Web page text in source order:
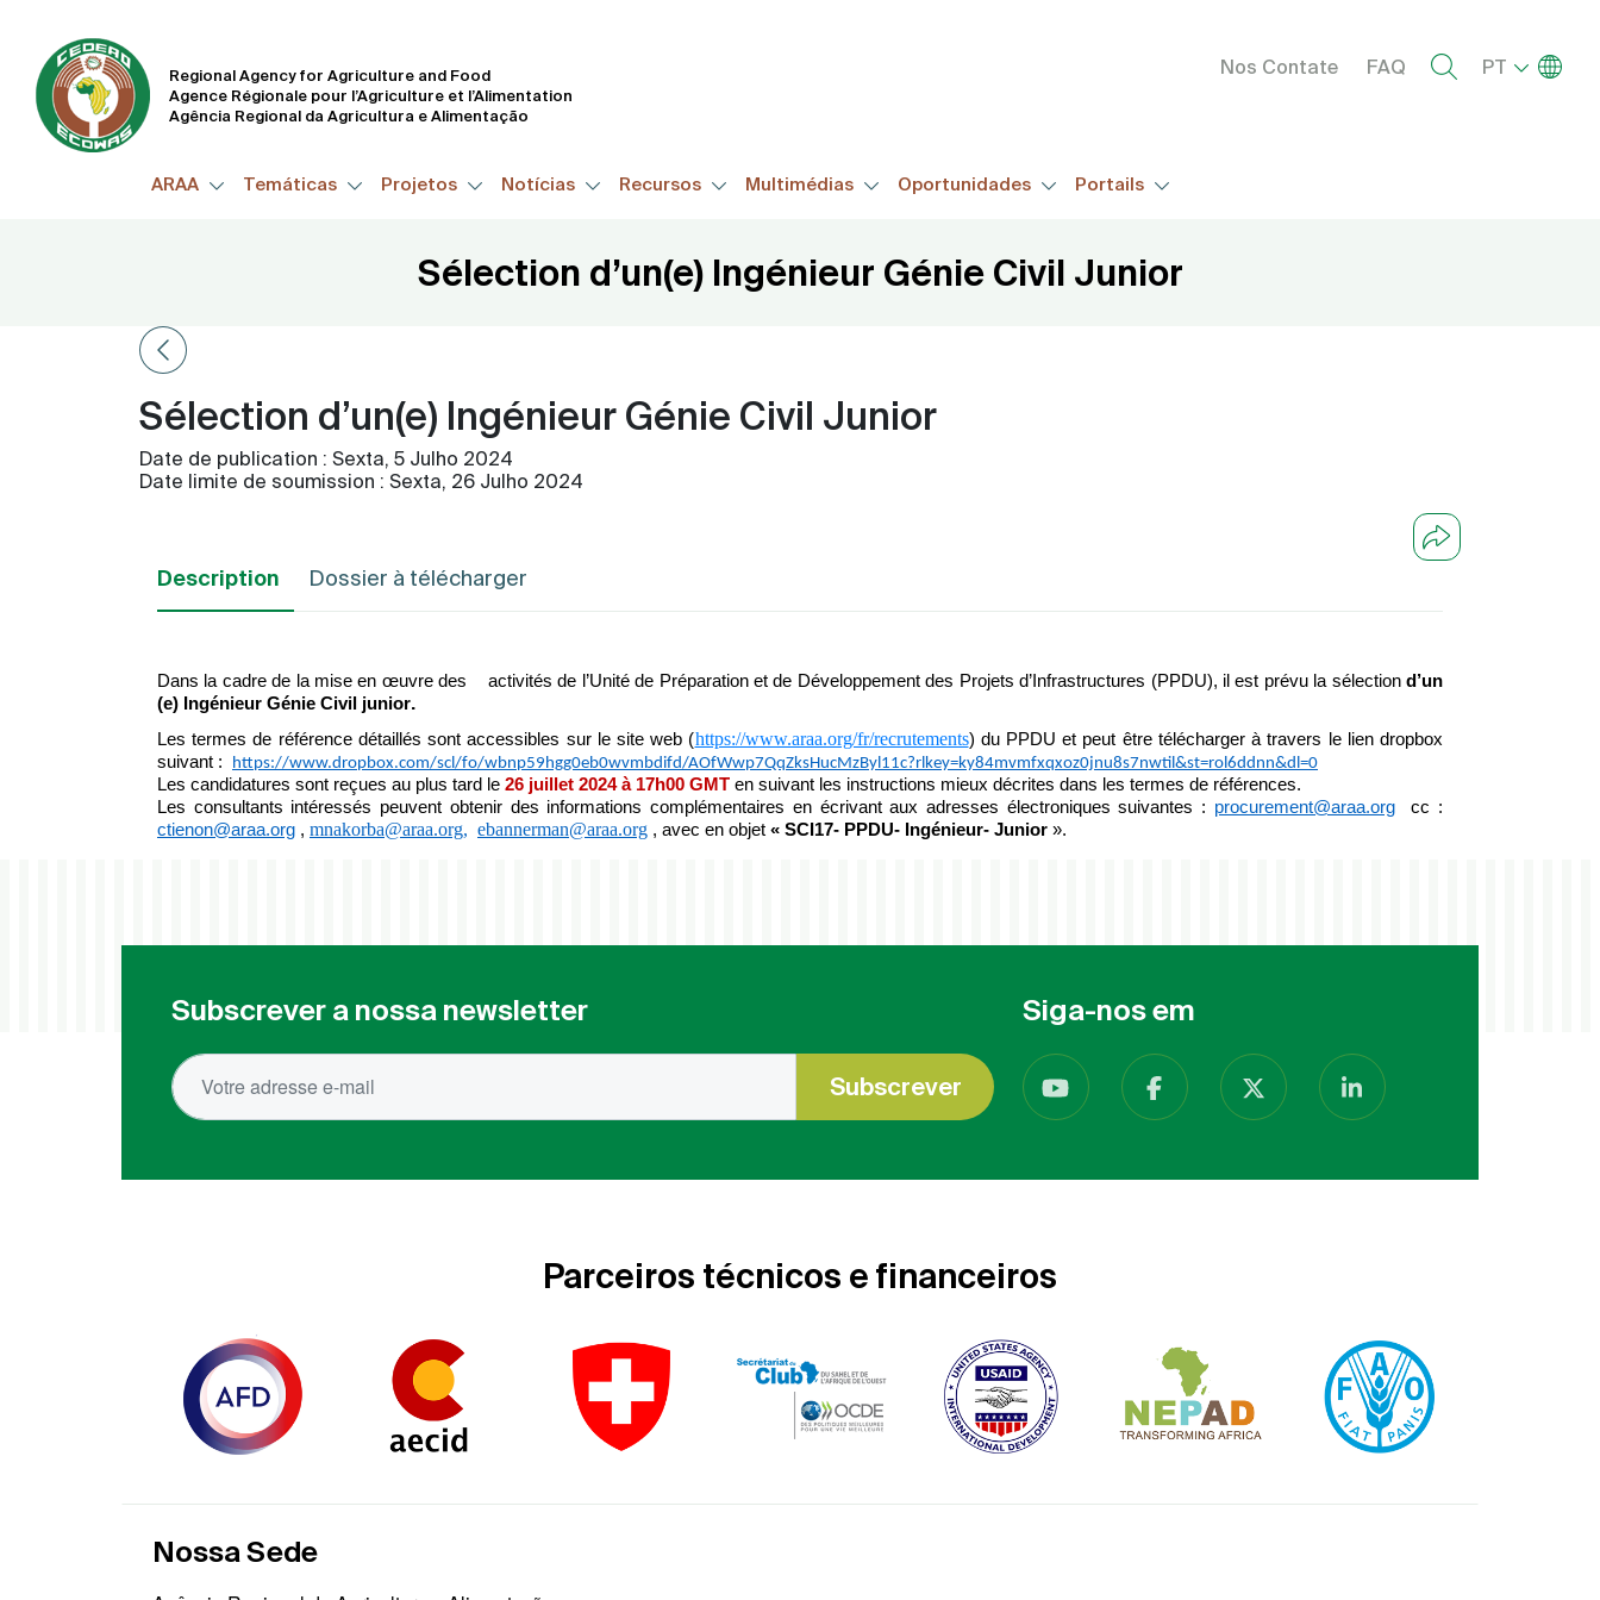
Regional Agency for Agriculture and Food
Agence Régionale pour l’Agriculture et l’Alimentation
Agência Regional da Agricultura e Alimentação
Menu right
Nos Contate FAQ PT
Lista
ARAA Temáticas Projetos Notícias Recursos Multimédias Oportunidades Portails
Sélection d’un(e) Ingénieur Génie Civil Junior
Sélection d’un(e) Ingénieur Génie Civil Junior
Date de publication : Sexta, 5 Julho 2024
Date limite de soumission : Sexta, 26 Julho 2024
Description Dossier à télécharger
Dans la cadre de la mise en œuvre des activités de l’Unité de Préparation et de Développement des Projets d’Infrastructures (PPDU), il est prévu la sélection d’un
(e) Ingénieur Génie Civil junior.
Les termes de référence détaillés sont accessibles sur le site web (https://www.araa.org/fr/recrutements) du PPDU et peut être télécharger à travers le lien dropbox
suivant :
https://www.dropbox.com/scl/fo/wbnp59hgg0eb0wvmbdifd/AOfWwp7QqZksHucMzByl11c?rlkey=ky84mvmfxqxoz0jnu8s7nwtil&st=rol6ddnn&dl=0
Les candidatures sont reçues au plus tard le 26 juillet 2024 à 17h00 GMT en suivant les instructions mieux décrites dans les termes de références.
Les consultants intéressés peuvent obtenir des informations complémentaires en écrivant aux adresses électroniques suivantes : procurement@araa.orgcc :
ctienon@araa.org , mnakorba@araa.org, ebannerman@araa.org , avec en objet « SCI17- PPDU- Ingénieur- Junior ».
Subscrever a nossa newsletter
Subscrever
Siga-nos em
Parceiros técnicos e financeiros
Nossa Sede